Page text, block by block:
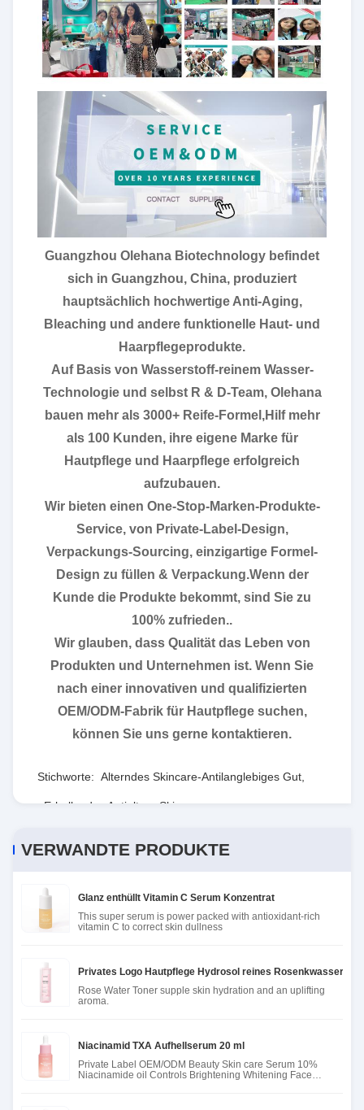
Guangzhou Olehana Biotechnology befindet
sich in Guangzhou, China, produziert
hauptsächlich hochwertige Anti-Aging,
Bleaching und andere funktionelle Haut- und
Haarpflegeprodukte.
Auf Basis von Wasserstoff-reinem Wasser-
Technologie und selbst R & D-Team, Olehana
bauen mehr als 3000+ Reife-Formel,Hilf mehr
als 100 Kunden, ihre eigene Marke für
Hautpflege und Haarpflege erfolgreich
aufzubauen.
Wir bieten einen One-Stop-Marken-Produkte-
Service, von Private-Label-Design,
Verpackungs-Sourcing, einzigartige Formel-
Design zu füllen & Verpackung.Wenn der
Kunde die Produkte bekommt, sind Sie zu
100% zufrieden..
Wir glauben, dass Qualität das Leben von
Produkten und Unternehmen ist. Wenn Sie
nach einer innovativen und qualifizierten
OEM/ODM-Fabrik für Hautpflege suchen,
können Sie uns gerne kontaktieren.
Stichworte: Alterndes Skincare-Antilanglebiges Gut
Erhellendes Antialtern Skincare,
VERWANDTE PRODUKTE
Glanz enthüllt Vitamin C Serum Konzentrat
This super serum is power packed with antioxidant-rich
vitamin C to correct skin dullness
Privates Logo Hautpflege Hydrosol reines Rosenkwasser
Rose Water Toner supple skin hydration and an uplifting
aroma.
Niacinamid TXA Aufhellserum 20 ml
Private Label OEM/ODM Beauty Skin care Serum 10%
Niacinamide oil Controls Brightening Whitening Face